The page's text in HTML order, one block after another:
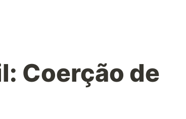
Coerção de